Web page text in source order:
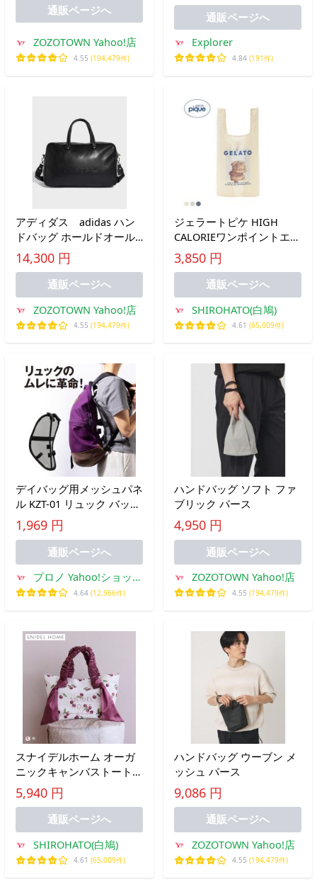
通販ページへ
ZOZOTOWN Yahoo!店
4.55 (194,479件)
通販ページへ
Explorer
4.84 (191件)
アディダス adidas ハン
ドバッグ ホールドオール /
アディダスオリジナルス
adidas Originals
14,300 円
通販ページへ
ZOZOTOWN Yahoo!店
4.55 (194,479件)
ジェラートピケ HIGH
CALORIEワンポイントエコ
バッグ ジェラピケ gelato
pique
3,850 円
通販ページへ
SHIROHATO(白鳩)
4.61 (65,009件)
デイバッグ用メッシュパネ
ル KZT-01 リュック バック
パック メッシュ 夏 背中
汗 対策 背面 隙間 涼しい
暑さ対策
1,969 円
通販ページへ
プロノ Yahoo!ショッピ
ング店
4.64 (12,966件)
ハンドバッグ ソフト ファ
ブリック パース
4,950 円
通販ページへ
ZOZOTOWN Yahoo!店
4.55 (194,479件)
スナイデルホーム オーガ
ニックキャンバストート
SMALL CHERRY SNIDEL
HOME
5,940 円
通販ページへ
SHIROHATO(白鳩)
4.61 (65,009件)
ハンドバッグ ウーブン メ
ッシュ パース
9,086 円
通販ページへ
ZOZOTOWN Yahoo!店
4.55 (194,479件)